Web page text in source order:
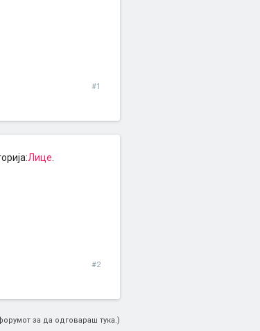
#1
Лице
#2
за да одговараш тука.)